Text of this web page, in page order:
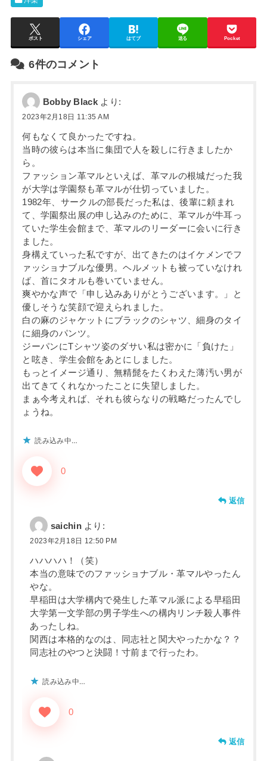
ポスト シェア はてブ 送る Pocket
6件のコメント
Bobby Black より:
2023年2月18日 11:35 AM
何もなくて良かったですね。
当時の彼らは本当に集団で人を殺しに行きましたか
ら。
ファッション革マルといえば、革マルの根城だった我
が大学は学園祭も革マルが仕切っていました。
1982年、サークルの部長だった私は、後輩に頼まれ
て、学園祭出展の申し込みのために、革マルが牛耳っ
ていた学生会館まで、革マルのリーダーに会いに行き
ました。
身構えていった私ですが、出てきたのはイケメンでフ
ァッショナブルな優男。ヘルメットも被っていなけれ
ば、首にタオルも巻いていません。
爽やかな声で「申し込みありがとうございます。」と
優しそうな笑顔で迎えられました。
白の麻のジャケットにブラックのシャツ、細身のタイ
に細身のパンツ。
ジーパンにTシャツ姿のダサい私は密かに「負けた」
と呟き、学生会館をあとにしました。
もっとイメージ通り、無精髭をたくわえた薄汚い男が
出てきてくれなかったことに失望しました。
まぁ今考えれば、それも彼らなりの戦略だったんでし
ょうね。
読み込み中…
0
返信
saichin より:
2023年2月18日 12:50 PM
ハハハハ！（笑）
本当の意味でのファッショナブル・革マルやったん
やな。
早稲田は大学構内で発生した革マル派による早稲田
大学第一文学部の男子学生への構内リンチ殺人事件
あったしね。
関西は本格的なのは、同志社と関大やったかな？？
同志社のやつと決闘！寸前まで行ったわ。
読み込み中…
0
返信